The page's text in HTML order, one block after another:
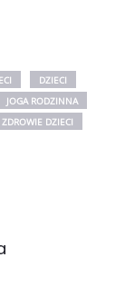
DZIECI
JOGA RODZINNA
ZDROWIE DZIECI